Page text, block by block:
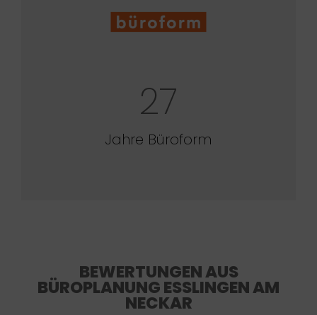
27
Jahre Büroform
BEWERTUNGEN AUS
BÜROPLANUNG ESSLINGEN AM
NECKAR